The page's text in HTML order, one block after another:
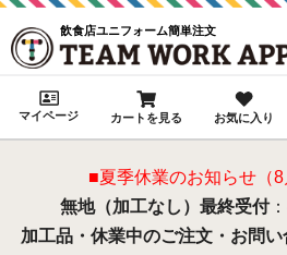
飲食店ユニフォーム簡単注文
マイページ カートを見る お気に入り
■夏季休業のお知らせ（8
無地（加工なし）最終受付
加工品・休業中のご注文・お問い